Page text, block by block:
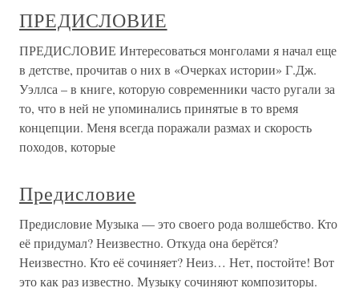
ПРЕДИСЛОВИЕ
ПРЕДИСЛОВИЕ Интересоваться монголами я начал еще
в детстве, прочитав о них в «Очерках истории» Г.Дж.
Уэллса – в книге, которую современники часто ругали за
то, что в ней не упоминались принятые в то время
концепции. Меня всегда поражали размах и скорость
походов, которые
Предисловие
Предисловие Музыка — это своего рода волшебство. Кто
её придумал? Неизвестно. Откуда она берётся?
Неизвестно. Кто её сочиняет? Неиз… Нет, постойте! Вот
это как раз известно. Музыку сочиняют композиторы.